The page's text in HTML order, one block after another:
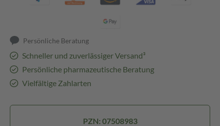
Persönliche Beratung
Schneller und zuverlässiger Versand³
Persönliche pharmazeutische Beratung
Vielfältige Zahlarten
PZN: 07508983